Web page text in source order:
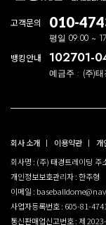
고객문의 010-
평일 09:00 ~
뱅킹안내 102701-
예금주 : (주)
회사 소개 이용약관
개
회사명 : (주) 태경트레이딩 주
개인정보보호관리자 : 한주형
이메일 :
사업자등록번호 : 605-81-
통신판매업신고번호 : 제